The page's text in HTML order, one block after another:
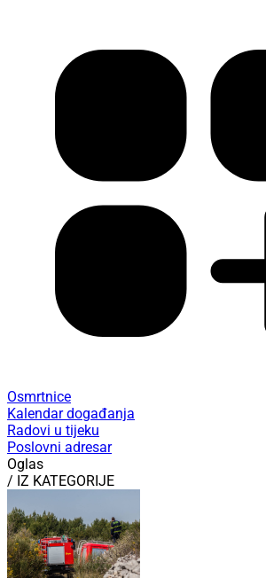
Osmrtnice
Kalendar događanja
Radovi u tijeku
Poslovni adresar
Oglas
/ IZ KATEGORIJE